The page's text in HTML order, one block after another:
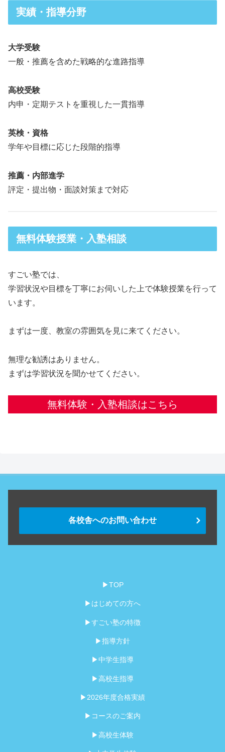
実績・指導分野
大学受験
一般・推薦を含めた戦略的な進路指導
高校受験
内申・定期テストを重視した一貫指導
英検・資格
学年や目標に応じた段階的指導
推薦・内部進学
評定・提出物・面談対策まで対応
無料体験授業・入塾相談
すごい塾では、
学習状況や目標を丁寧にお伺いした上で体験授業を行って
います。
まずは一度、教室の雰囲気を見に来てください。
無理な勧誘はありません。
まずは学習状況を聞かせてください。
無料体験・入塾相談はこちら
各校舎へのお問い合わせ
▶TOP
▶はじめての方へ
▶すごい塾の特徴
▶指導方針
▶中学生指導
▶高校生指導
▶2026年度合格実績
▶コースのご案内
▶高校生体験